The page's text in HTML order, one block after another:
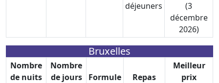
déjeuners
(3
décembre
2026)
Bruxelles
Nombre
de nuits
Nombre
de jours
Formule Repas
Meilleur
prix